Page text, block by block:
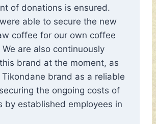
of donations is ensured.
able to secure the new
coffee for our own coffee
are also continuously
brand at the moment, as
brand as a reliable
the ongoing costs of
by established employees in